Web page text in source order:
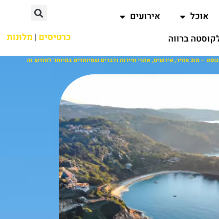
אוכל
אירועים
ברווה
כרטיסים | מלונות
– מזג אוויר, אירועים, אתרי תיירות ודברים שמיוחדים במיוחד לחודש זה